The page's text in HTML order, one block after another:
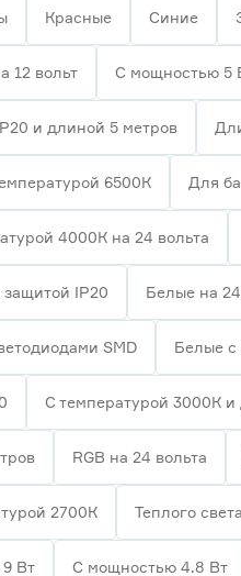
Красные Синие
12 вольт С мощностью 5
и длиной 5 метров
6500К Для
4000К на 24 вольта
защитой IP20 Белые на
SMD Белые с
С температурой 3000К
RGB на 24 вольта
2700К Теплого
Вт С мощностью 4.8 Вт